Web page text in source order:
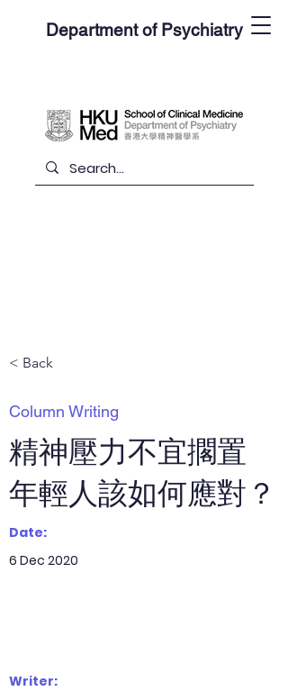
Department of Psychiatry
< Back
Column Writing
精神壓力不宜擱置
年輕人該如何應對？
Date:
6 Dec 2020
Writer: